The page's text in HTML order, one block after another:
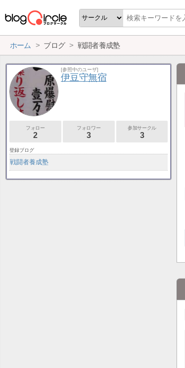
ホーム ブログ 戦闘者養成塾
[参照中のユーザ]
伊豆守無宿
フォロー
2
フォロワー
3
参加サークル
3
登録ブログ
戦闘者養成塾